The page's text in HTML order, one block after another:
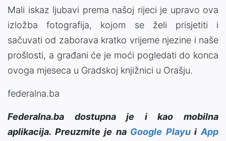
Mali iskaz ljubavi prema našoj rijeci je upravo ova
izložba fotografija, kojom se želi prisjetiti i
sačuvati od zaborava kratko vrijeme njezine i naše
prošlosti, a građani će je moći pogledati do konca
ovoga mjeseca u Gradskoj knjižnici u Orašju.
federalna.ba
Federalna.ba dostupna je i kao mobilna
aplikacija. Preuzmite je na Google PlayuiApp